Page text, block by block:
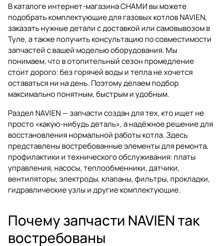
В каталоге интернет-магазинаСНАМИвы можете
подобрать комплектующие для газовых котлов NAVIEN,
заказать нужные детали с доставкой или самовывозом в
Туле, а также получить консультацию по совместимости
запчастей с вашей моделью оборудования. Мы
понимаем, что в отопительный сезон промедление
стоит дорого: без горячей воды и тепла не хочется
оставаться ни на день. Поэтому делаем подбор
максимально понятным, быстрым и удобным.
Раздел NAVIEN — запчастисоздан для тех, кто ищет не
просто «какую-нибудь деталь», а надёжное решение для
восстановления нормальной работы котла. Здесь
представлены востребованные элементы для ремонта,
профилактики и технического обслуживания: платы
управления, насосы, теплообменники, датчики,
вентиляторы, электроды, клапаны, фильтры, прокладки,
гидравлические узлы и другие комплектующие.
Почему запчасти NAVIEN так
востребованы